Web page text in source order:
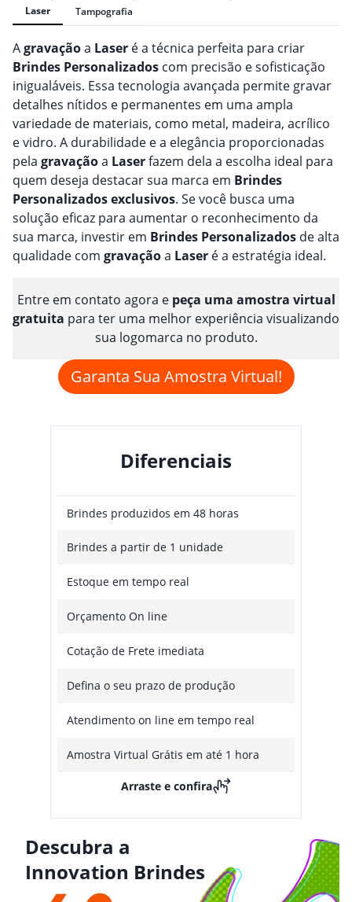
Laser Tampografia
Agravaçãoa Laser é a técnica perfeita para criar
Brindes Personalizados com precisão e sofisticação
inigualáveis. Essa tecnologia avançada permite gravar
detalhes nítidos e permanentes em uma ampla
variedade de materiais, como metal, madeira, acrílico
e vidro. A durabilidade e a elegância proporcionadas
pela gravaçãoa Laserfazem dela a escolha ideal para
quem deseja destacar sua marca em Brindes
Personalizadosexclusivos. Se você busca uma
solução eficaz para aumentar o reconhecimento da
sua marca, investir em Brindes Personalizados de alta
qualidade com gravaçãoa Laser é a estratégia ideal.
Entre em contato agora e peça uma amostra virtual
gratuita para ter uma melhor experiência visualizando
sua logomarca no produto.
Garanta Sua Amostra Virtual!
Diferenciais
Brindes produzidos em 48 horas
Brindes a partir de 1 unidade
Estoque em tempo real
Orçamento On line
Cotação de Frete imediata
Defina o seu prazo de produção
Atendimento on line em tempo real
Amostra Virtual Grátis em até 1 hora
Arraste e confira
Descubra a
Innovation Brindes